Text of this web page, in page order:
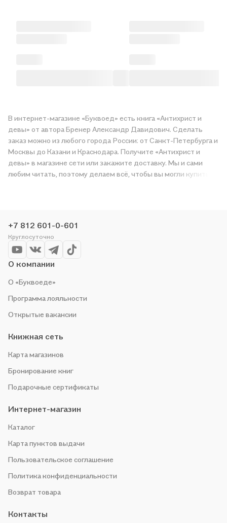
В интернет-магазине «Буквоед» есть книга «Антихрист и
девы» от автора Бренер Александр Давидович. Сделать
заказ можно из любого города России: от Санкт-Петербурга и
Москвы до Казани и Краснодара. Получите «Антихрист и
девы» в магазине сети или закажите доставку. Мы и сами
любим читать, поэтому делаем всё, чтобы вы могли купить
+7 812 601-0-601
Круглосуточно
О компании
О «Буквоеде»
Программа лояльности
Открытые вакансии
Книжная сеть
Карта магазинов
Бронирование книг
Подарочные сертификаты
Интернет-магазин
Каталог
Карта пунктов выдачи
Пользовательское соглашение
Политика конфиденциальности
Возврат товара
Контакты